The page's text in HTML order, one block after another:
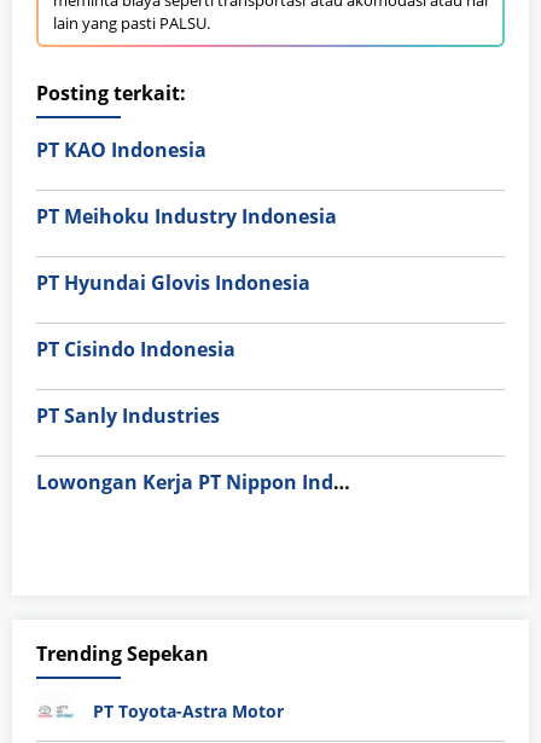
lain yang pasti PALSU.
Posting terkait:
PT KAO Indonesia
PT Meihoku Industry Indonesia
PT Hyundai Glovis Indonesia
PT Cisindo Indonesia
PT Sanly Industries
Lowongan Kerja PT Nippon Indosari Corpindo Tbk. Bulan Agustus 2026
Trending Sepekan
PT Toyota-Astra Motor